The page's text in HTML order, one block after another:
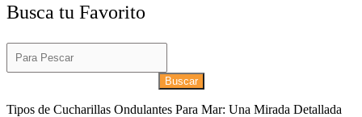
Busca tu Favorito
Buscar
Tipos de Cucharillas Ondulantes Para Mar: Una Mirada Detallada